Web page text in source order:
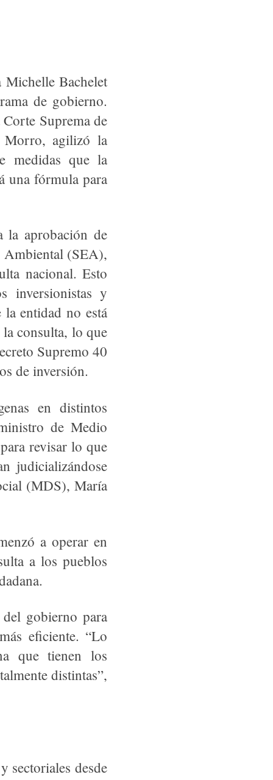
Michelle Bachelet
de gobierno.
Suprema de
Morro, agilizó la
medidas que la
una fórmula para
la aprobación de
Ambiental (SEA),
nacional. Esto
inversionistas y
entidad no está
consulta, lo que
Supremo 40
de inversión.
en distintos
de Medio
revisar lo que
judicializándose
(MDS), María
a operar en
a los pueblos
gobierno para
eficiente. “Lo
que tienen los
distintas”,
sectoriales desde